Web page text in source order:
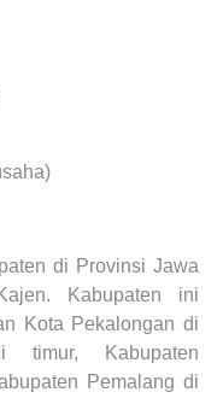
di Provinsi Jawa
Kabupaten ini
Kota Pekalongan di
timur, Kabupaten
Pemalang di